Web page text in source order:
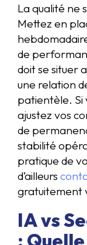
La qualité ne
Mettez en
de
doit se situer
une relation
patientèle. Si
ajustez vos
de
stabilité
pratique de
d’ailleurs
gratuitement
IA vs